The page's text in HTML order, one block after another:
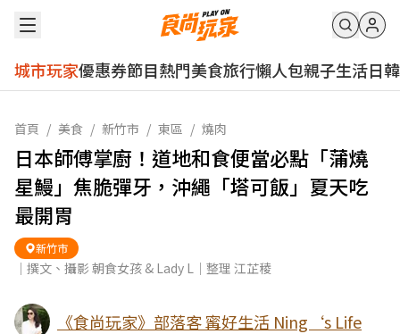
城市玩家優惠券節目熱門美食旅行懶人包親子生活日韓
首頁 / 美食 / 新竹市 / 東區 / 燒肉
日本師傅掌廚！道地和食便當必點「蒲燒
星鰻」焦脆彈牙，沖繩「塔可飯」夏天吃
最開胃
新竹市
｜撰文、攝影 朝食女孩 & Lady L｜整理 江芷稜
《食尚玩家》部落客 寗好生活 Ning‘s Life